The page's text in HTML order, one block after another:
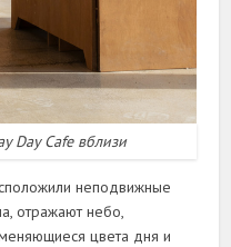
Day Cafe вблизи
неподвижные
отражают небо,
цвета дня и